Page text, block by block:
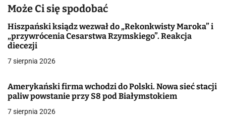
a
c
j
a
w
p
Może Ci się spodobać
Hiszpański ksiądz wezwał do „Rekonkwisty Maroka” i
„przywrócenia Cesarstwa Rzymskiego”. Reakcja
diecezji
7 sierpnia 2026
Amerykański firma wchodzi do Polski. Nowa sieć stacji
paliw powstanie przy S8 pod Białymstokiem
7 sierpnia 2026